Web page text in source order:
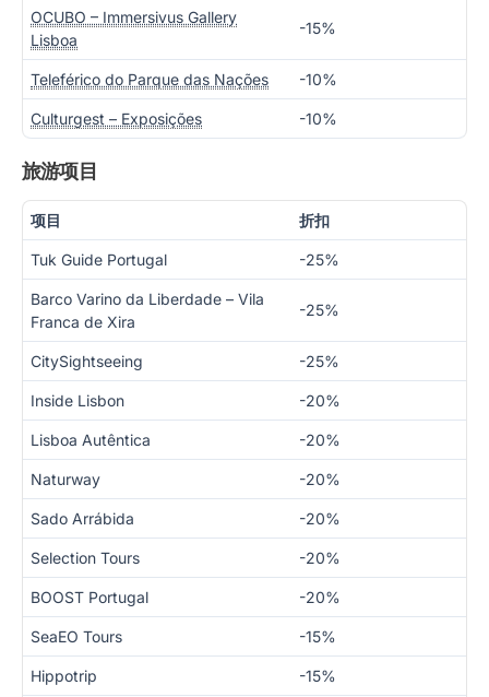
OCUBO – Immersivus Gallery
Lisboa
-15%
Teleférico do Parque das Nações -10%
Culturgest – Exposições -10%
旅游项目
项目 折扣
Tuk Guide Portugal -25%
Barco Varino da Liberdade – Vila
Franca de Xira
-25%
CitySightseeing -25%
Inside Lisbon -20%
Lisboa Autêntica -20%
Naturway -20%
Sado Arrábida -20%
Selection Tours -20%
BOOST Portugal -20%
SeaEO Tours -15%
Hippotrip -15%